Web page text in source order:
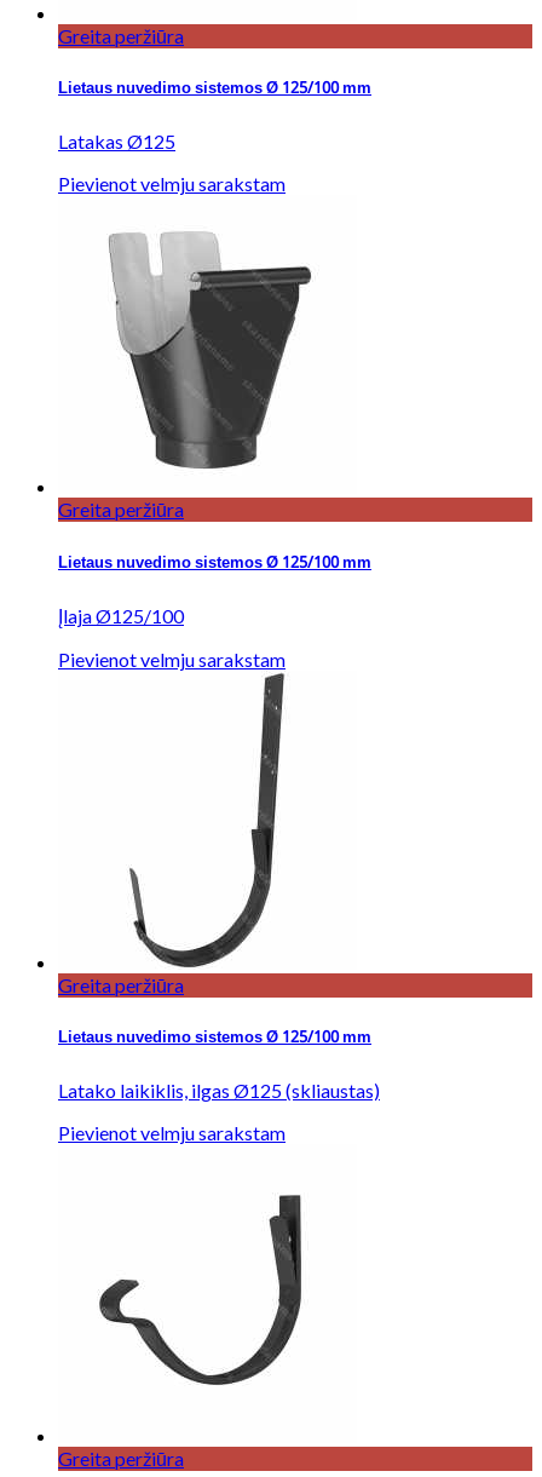
Greita peržiūra
Lietaus nuvedimo sistemos Ø 125/100 mm
Latakas Ø125
Pievienot velmju sarakstam
Greita peržiūra
Lietaus nuvedimo sistemos Ø 125/100 mm
Įlaja Ø125/100
Pievienot velmju sarakstam
Greita peržiūra
Lietaus nuvedimo sistemos Ø 125/100 mm
Latako laikiklis, ilgas Ø125 (skliaustas)
Pievienot velmju sarakstam
Greita peržiūra